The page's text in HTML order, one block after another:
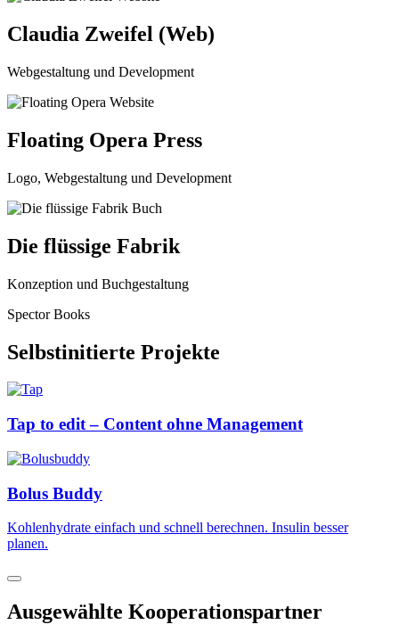
Claudia Zweifel (Web)
Webgestaltung und Development
Floating Opera Press
Logo, Webgestaltung und Development
Die flüssige Fabrik
Konzeption und Buchgestaltung
Spector Books
Selbstinitierte Projekte
Tap to edit – Content ohne Management
Bolus Buddy
Kohlenhydrate einfach und schnell berechnen. Insulin besser
planen.
Ausgewählte Kooperationspartner